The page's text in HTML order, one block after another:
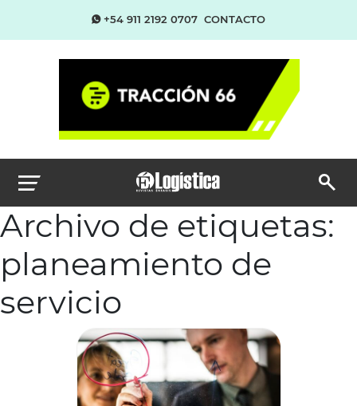
+54 911 2192 0707 CONTACTO
Archivo de etiquetas:
planeamiento de
servicio